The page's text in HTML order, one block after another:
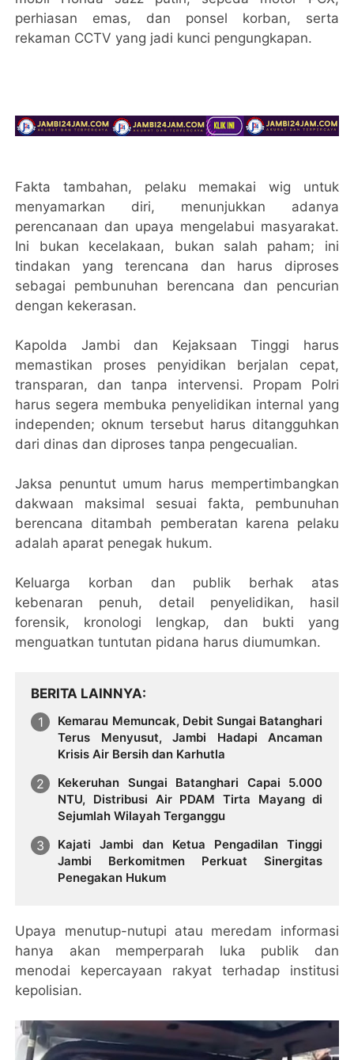
perhiasan emas, dan ponsel korban, serta
rekaman CCTV yang jadi kunci pengungkapan.
Fakta tambahan, pelaku memakai wig untuk
menyamarkan diri, menunjukkan adanya
perencanaan dan upaya mengelabui masyarakat.
Ini bukan kecelakaan, bukan salah paham; ini
tindakan yang terencana dan harus diproses
sebagai pembunuhan berencana dan pencurian
dengan kekerasan.
Kapolda Jambi dan Kejaksaan Tinggi harus
memastikan proses penyidikan berjalan cepat,
transparan, dan tanpa intervensi. Propam Polri
harus segera membuka penyelidikan internal yang
independen; oknum tersebut harus ditangguhkan
dari dinas dan diproses tanpa pengecualian.
Jaksa penuntut umum harus mempertimbangkan
dakwaan maksimal sesuai fakta, pembunuhan
berencana ditambah pemberatan karena pelaku
adalah aparat penegak hukum.
Keluarga korban dan publik berhak atas
kebenaran penuh, detail penyelidikan, hasil
forensik, kronologi lengkap, dan bukti yang
menguatkan tuntutan pidana harus diumumkan.
BERITA LAINNYA
Kemarau Memuncak, Debit Sungai Batanghari
Terus Menyusut, Jambi Hadapi Ancaman
Krisis Air Bersih dan Karhutla
Kekeruhan Sungai Batanghari Capai 5.000
NTU, Distribusi Air PDAM Tirta Mayang di
Sejumlah Wilayah Terganggu
Kajati Jambi dan Ketua Pengadilan Tinggi
Jambi Berkomitmen Perkuat Sinergitas
Penegakan Hukum
Upaya menutup-nutupi atau meredam informasi
hanya akan memperparah luka publik dan
menodai kepercayaan rakyat terhadap institusi
kepolisian.